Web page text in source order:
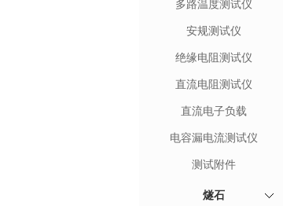
多路温度测试仪
安规测试仪
绝缘电阻测试仪
直流电阻测试仪
直流电子负载
电容漏电流测试仪
测试附件
燧石